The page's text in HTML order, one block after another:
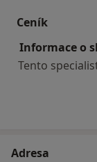
Ceník
Informace o
Tento
Adresa